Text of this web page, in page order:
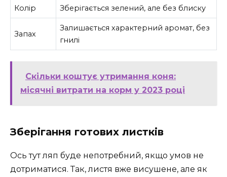
Колір Зберігається зелений, але без блиску
Запах
Залишається характерний аромат, без
гнилі
Скільки коштує утримання коня:
місячні витрати на корм у 2023 році
Зберігання готових листків
Ось тут ляп буде непотребний, якщо умов не
дотриматися. Так, листя вже висушене, але як